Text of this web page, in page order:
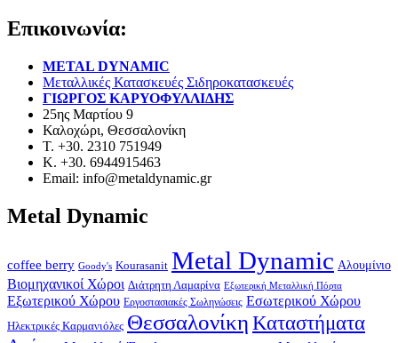
Επικοινωνία:
METAL DYNAMIC
Μεταλλικές Κατασκευές Σιδηροκατασκευές
ΓΙΩΡΓΟΣ ΚΑΡΥΟΦΥΛΛΙΔΗΣ
25ης Μαρτίου 9
Καλοχώρι, Θεσσαλονίκη
Τ. +30. 2310 751949
Κ. +30. 6944915463
Email: info@metaldynamic.gr
Metal Dynamic
coffee berry Goody's Kourasanit Metal Dynamic Αλουμίνιο
Βιομηχανικοί Χώροι Διάτρητη Λαμαρίνα Εξωτερική Μεταλλική Πόρτα
Εξωτερικού Χώρου Εργοστασιακές Σωληνώσεις Εσωτερικού Χώρου
Ηλεκτρικές Καρμανιόλες Θεσσαλονίκη Καταστήματα